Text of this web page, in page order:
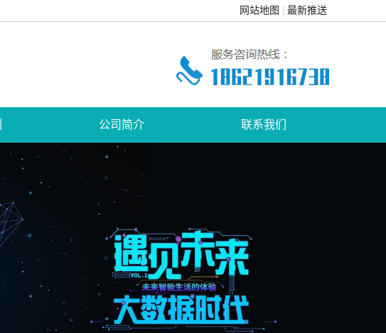
网站地图 最新推送
公司简介 联系我们